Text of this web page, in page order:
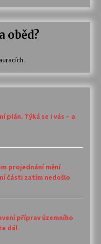
oběd?
plán. Týká se i vás – a
projednání mění
části zatím nedošlo
příprav územního
dál